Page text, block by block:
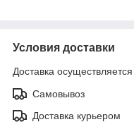
Условия доставки
Доставка
Самовывоз
Доставка курьером